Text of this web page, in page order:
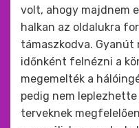
volt, ahogy majdnem
halkan az oldalukra
támaszkodva. Gyanút
időnként felnézni a
megemelték a
pedig nem
terveknek